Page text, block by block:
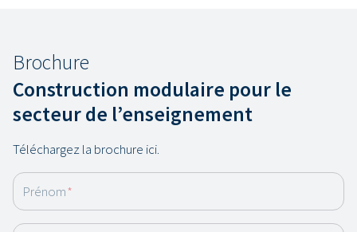
Brochure
Construction modulaire pour le
secteur de l’enseignement
Téléchargez la brochure ici.
Prénom*